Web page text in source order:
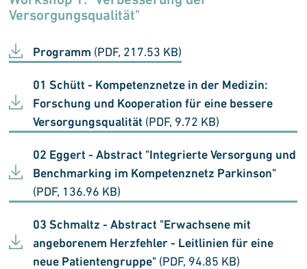
Versorgungsqualität"
Programm (PDF, 217.53 KB)
01 Schütt - Kompetenznetze in der Medizin:
Forschung und Kooperation für eine bessere
Versorgungsqualität (PDF, 9.72 KB)
02 Eggert - Abstract "Integrierte Versorgung und
Benchmarking im Kompetenznetz Parkinson"
(PDF, 136.96 KB)
03 Schmaltz - Abstract "Erwachsene mit
angeborenem Herzfehler - Leitlinien für eine
neue Patientengruppe" (PDF, 94.85 KB)